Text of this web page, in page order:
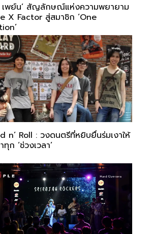
เพย์น’ สัญลักษณ์แห่งความพยายาม
X Factor สู่สมาชิก ‘One
n’ Roll : วงดนตรีที่หยิบยื่นร่มเงาให้
ก ‘ช่วงเวลา’